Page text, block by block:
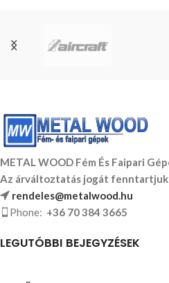
METAL WOOD Fém És Faipari
Az árváltoztatás jogát
rendeles@metalwood.hu
Phone: +36 70 384 3665
LEGUTÓBBI BEJEGYZÉSEK